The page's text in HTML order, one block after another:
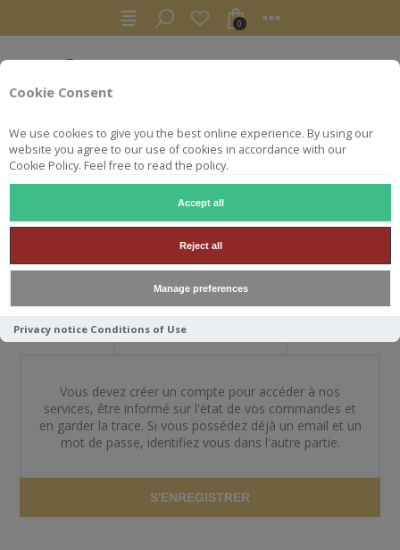
Cookie Consent
We use cookies to give you the best online experience. By using our
website you agree to our use of cookies in accordance with our
Cookie Policy. Feel free to read the policy.
Accept all
Reject all
Manage preferences
Privacy notice Conditions of Use
0
BIENVENUE DANS NOTRE
BOUTIQUE
NOUVEAU CLIENT
Vous devez créer un compte pour accéder à nos
services, être informé sur l'état de vos commandes et
en garder la trace. Si vous possédez déjà un email et un
mot de passe, identifiez vous dans l'autre partie.
S'ENREGISTRER